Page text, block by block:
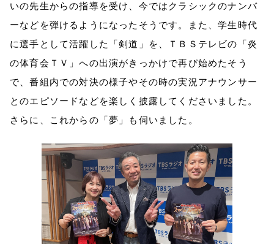
いの先生からの指導を受け、今ではクラシックのナンバ
ーなどを弾けるようになったそうです。また、学生時代
に選手として活躍した「剣道」を、ＴＢＳテレビの「炎
の体育会ＴＶ」への出演がきっかけで再び始めたそう
で、番組内での対決の様子やその時の実況アナウンサー
とのエピソードなどを楽しく披露してくださいました。
さらに、これからの「夢」も伺いました。